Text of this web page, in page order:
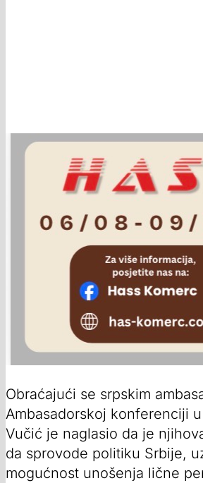
Obraćajući se srpskim
Ambasadorskoj konferenciji
Vučić je naglasio da je
da sprovode politiku Srbije,
mogućnost unošenja lične